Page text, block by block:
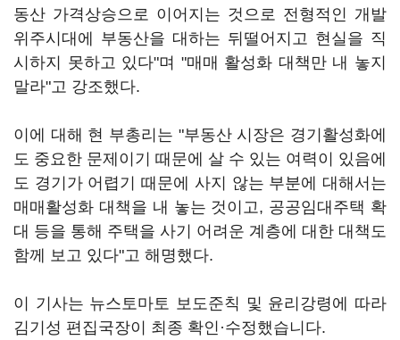
동산 가격상승으로 이어지는 것으로 전형적인 개발
위주시대에 부동산을 대하는 뒤떨어지고 현실을 직
시하지 못하고 있다"며 "매매 활성화 대책만 내 놓지
말라"고 강조했다.
이에 대해 현 부총리는 "부동산 시장은 경기활성화에
도 중요한 문제이기 때문에 살 수 있는 여력이 있음에
도 경기가 어렵기 때문에 사지 않는 부분에 대해서는
매매활성화 대책을 내 놓는 것이고, 공공임대주택 확
대 등을 통해 주택을 사기 어려운 계층에 대한 대책도
함께 보고 있다"고 해명했다.
이 기사는 뉴스토마토 보도준칙 및 윤리강령에 따라
김기성 편집국장이 최종 확인·수정했습니다.